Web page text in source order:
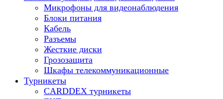
Микрофоны для видеонаблюдения
Блоки питания
Кабель
Разъемы
Жесткие диски
Грозозащита
Шкафы телекоммуникационные
Турникеты
CARDDEX турникеты